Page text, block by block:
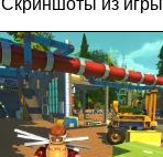
Скриншоты из игры